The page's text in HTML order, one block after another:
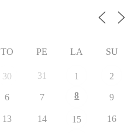
TO PE LA SU
30 31 1 2
6 7 8 9
13 14 15 16